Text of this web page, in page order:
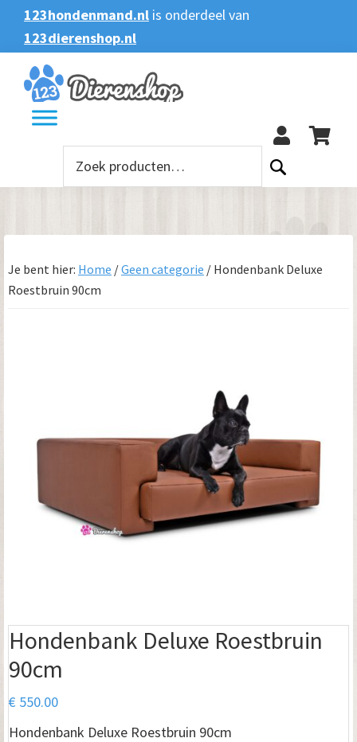
Spring
naar
de
hoofdnavigatie
Door
naar
de
hoofd
inhoud
Spring
naar
de
voettekst
123hondenmand.nl is onderdeel van
123dierenshop.nl
Zoeken
Zoeken
naar:
Je bent hier: Home /Geen categorie / Hondenbank Deluxe
Roestbruin 90cm
Hondenbank Deluxe Roestbruin
90cm
€ 550.00
Hondenbank Deluxe Roestbruin 90cm